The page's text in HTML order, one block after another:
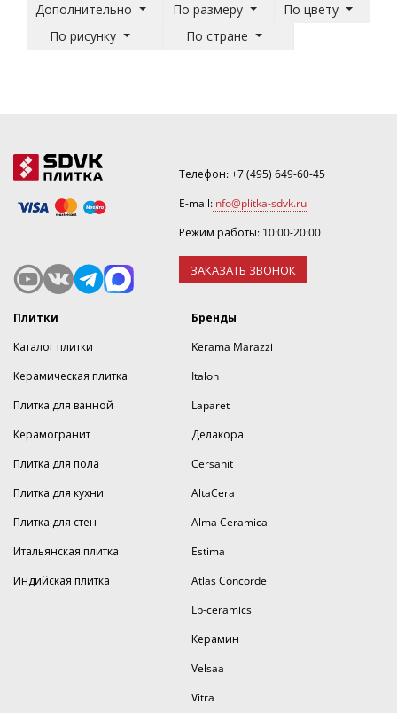
Дополнительно
По размеру
По цвету
По рисунку
По стране
Телефон:+7 (495) 649-60-45
E-mail:info@plitka-sdvk.ru
Режим работы: 10:00-20:00
ЗАКАЗАТЬ ЗВОНОК
Плитки
Каталог плитки
Керамическая плитка
Плитка для ванной
Керамогранит
Плитка для пола
Плитка для кухни
Плитка для стен
Итальянская плитка
Индийская плитка
Бренды
Kerama Marazzi
Italon
Laparet
Делакора
Cersanit
AltaCera
Alma Ceramica
Estima
Atlas Concorde
Lb-ceramics
Керамин
Velsaa
Vitra